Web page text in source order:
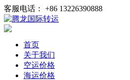
客服电话： +86 13226390888
首页
关于我们
空运价格
海运价格